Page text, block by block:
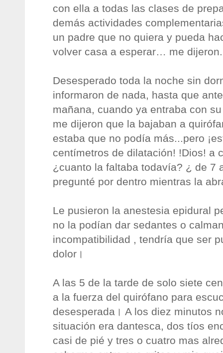
con ella a todas las clases de
demás actividades
un padre que no quiera y pueda
volver casa a esperar… me dijeron.
Desesperado toda la noche sin
informaron de nada, hasta que
mañana, cuando ya entraba con
me dijeron que la bajaban a
estaba que no podía más...pero
centímetros de dilatación! !Dios! a
¿cuanto la faltaba todavía? ¿ de 7
pregunté por dentro mientras la
Le pusieron la anestesia epidural
no la podían dar sedantes o
incompatibilidad , tendría que ser
dolor।
A las 5 de la tarde de solo siete
a la fuerza del quirófano para
desesperada। A los diez minutos
situación era dantesca, dos tíos
casi de pié y tres o cuatro mas